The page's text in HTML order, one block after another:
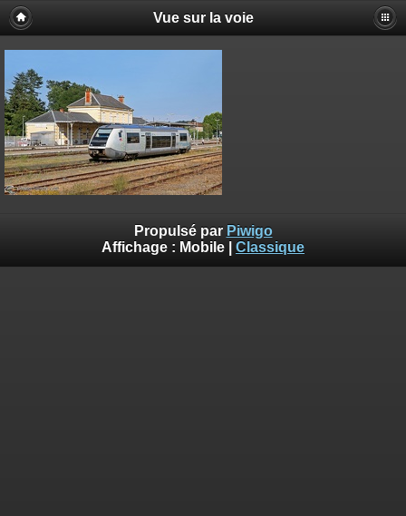
Vue sur la voie
Propulsé par Piwigo
Affichage : Mobile Classique